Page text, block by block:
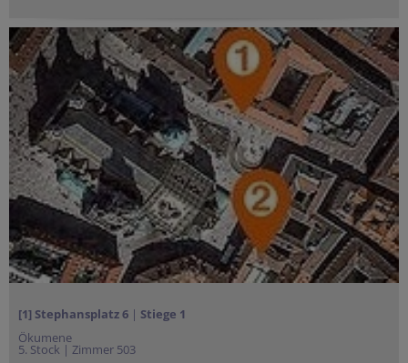
[1] Stephansplatz6 | Stiege 1
Ökumene
5. Stock | Zimmer 503